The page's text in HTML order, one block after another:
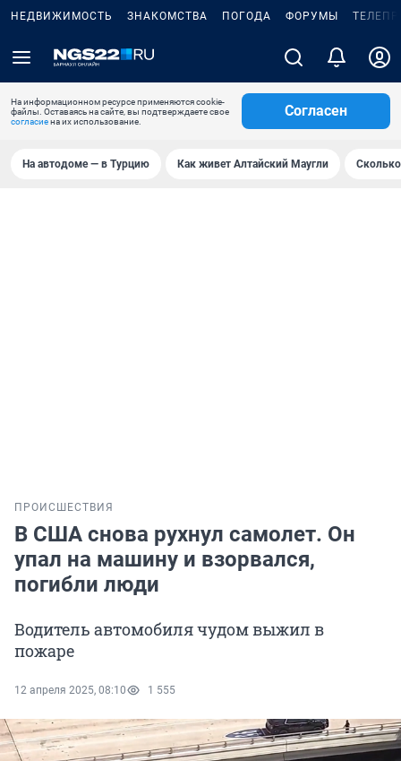
НЕДВИЖИМОСТЬ ЗНАКОМСТВА ПОГОДА ФОРУМЫ
На информационном ресурсе применяются cookie-
файлы. Оставаясь на сайте, вы подтверждаете свое
согласиена их использование.
Согласен
На автодоме — в Турцию Как живет Алтайский Маугли
ПРОИСШЕСТВИЯ
В США снова рухнул самолет. Он
упал на машину и взорвался,
погибли люди
Водитель автомобиля чудом выжил в
пожаре
12 апреля 2025, 08:10 1 555